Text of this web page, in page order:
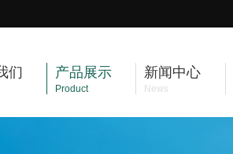
们 产品展示
Product
新闻中心
News